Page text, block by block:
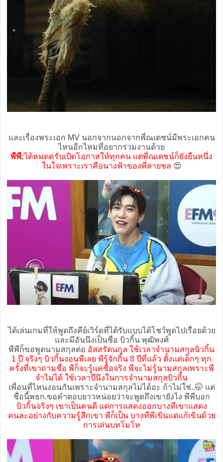
และเรื่องพระเอก MV นอกจากนอกจากพี่ณเดชน์มีพระเอกคน
ไหนอีกไหมที่อยากร่วมงานด้วย
พีพี:ได้หมดครับเปิดโอกาสให้ทุกคน แต่พี่ณเดชน์ก็ยังยืนหนึ่ง
ในใจเพราะเราคือนางฟ้าของพี่สายชล 😍
ได้เล่นเกมที่ให้พูดถึงคีย์เวิร์ดที่ได้รับแบบได้โชว์พูดไปเรื่อยด้วย
และมีอันนึงเป็นชื่อ บิวกิ้น พุฒิพงศ์
พีพีก็ขอพูดนามสกุลต่อ อัสสรัตนกุล ใช้เวลาจำนามสกุลบิวกิ้น
1 ปี จริงๆ บิวกิ้นงอนพีเลย พีรู้จักกิ้น 8 ปีที่แล้ว ตั้งแต่เด็กๆ ทุก
ครั้งที่เขาถามชื่อ พีก็จะรู้แค่ชื่อจริง พีจะไม่รู้นามสกุลเพราะพี
จำไม่ได้ ใช้เวลาปีนึงในการจำนามสกุลบิวกิ้น
เพื่อนที่ไหนงอนกันเพราะจำนามสกุลไม่ได้อะ ถ้าไม่ใช่..🤭 แต่
ชื่อนี้พธก.ขอคำตอบยาวหน่อยว่าจะพูดถึงเขายังไง พีพีบอก
บิวกิ้นจริงๆ เขาเป็นคนดี แต่การแสดงออกบางทีเขาแสดง
คนละอย่างกับความรู้สึกเขา พีก็เป็น บางทีพีเขินแต่แก้เขินด้วย
การเล่นบทโมโห